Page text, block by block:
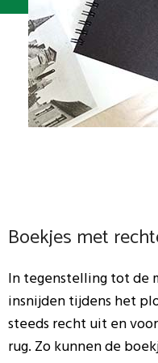
Boekjes met
In tegenstelling tot de
insnijden tijdens het
steeds recht uit en
rug. Zo kunnen de